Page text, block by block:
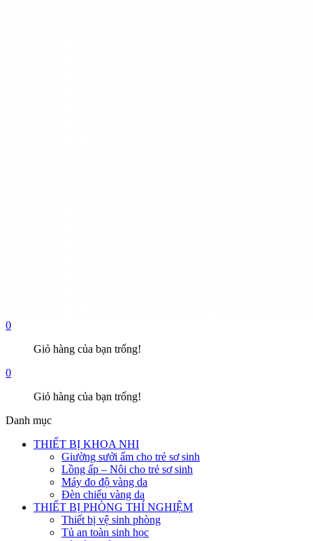
0
Giỏ hàng của bạn trống!
0
Giỏ hàng của bạn trống!
Danh mục
THIẾT BỊ KHOA NHI
Giường sưởi ấm cho trẻ sơ sinh
Lồng ấp – Nôi cho trẻ sơ sinh
Máy đo độ vàng da
Đèn chiếu vàng da
THIẾT BỊ PHÒNG THÍ NGHIỆM
Thiết bị vệ sinh phòng
Tủ an toàn sinh học